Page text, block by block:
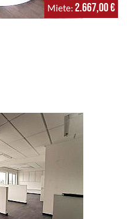
Miete 2.667,00 €